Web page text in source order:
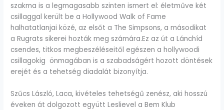
szakma is a legmagasabb szinten ismert el: életműve két
csillaggal került be a Hollywood Walk of Fame
halhatatlanjai közé, az elsőt a The Simpsons, a másodikat
a Rugrats sikerei hozták meg számára.Ez az út a Lánchíd
csendes, titkos megbeszéléseitől egészen a hollywoodi
csillagokig önmagában is a szabadságért hozott döntések
erejét és a tehetség diadalát bizonyítja.
Szűcs László, Laca, kivételes tehetségű zenész, aki hosszú
éveken át dolgozott együtt Leslievel a Bem Klub